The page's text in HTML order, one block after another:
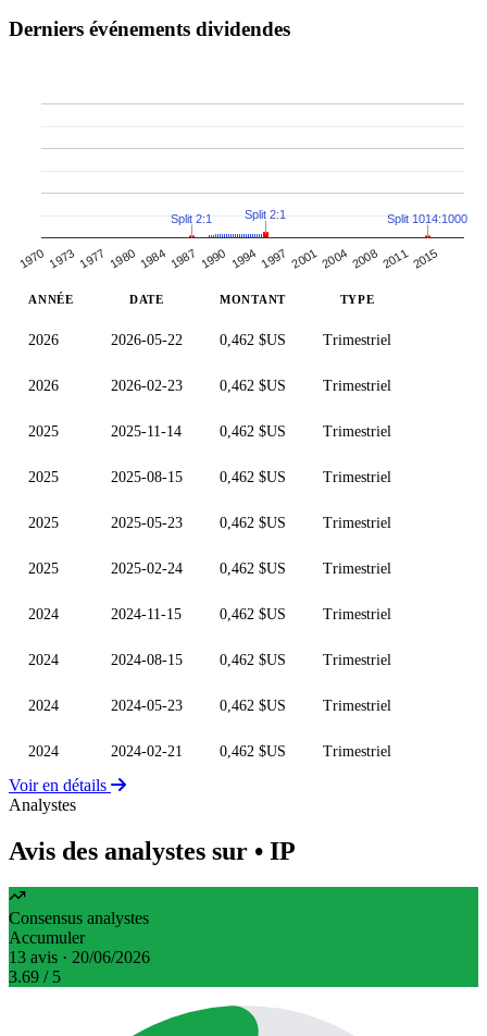
Derniers événements dividendes
1970 1973 1977 1980 1984 1987 1990 1994 1997 20012004 200820112015
Split 2:1 Split 2:1 Split 1014:1000
ANNÉE DATE MONTANT TYPE
2026 2026-05-22 0,462 $US Trimestriel
2026 2026-02-23 0,462 $US Trimestriel
2025 2025-11-14 0,462 $US Trimestriel
2025 2025-08-15 0,462 $US Trimestriel
2025 2025-05-23 0,462 $US Trimestriel
2025 2025-02-24 0,462 $US Trimestriel
2024 2024-11-15 0,462 $US Trimestriel
2024 2024-08-15 0,462 $US Trimestriel
2024 2024-05-23 0,462 $US Trimestriel
2024 2024-02-21 0,462 $US Trimestriel
Voir en détails
Analystes
Avis des analystes sur • IP
Consensus analystes
Accumuler
13 avis · 20/06/2026
3.69 / 5